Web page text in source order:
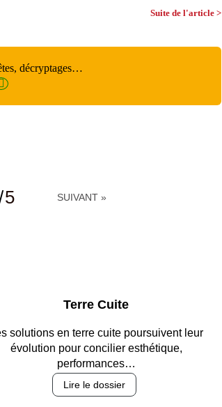
Suite de l'article >
décryptages…
5 SUIVANT »
Parking et garages
circulation, sécurisation des accès, durabilité
des revêtements et intégration…
Lire le dossier